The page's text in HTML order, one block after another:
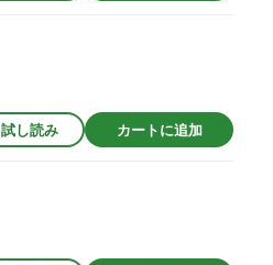
試し読み カートに追加